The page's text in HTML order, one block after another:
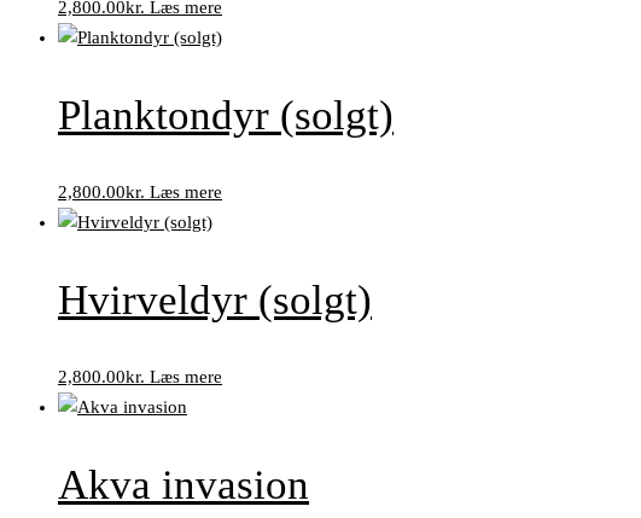
2,800.00kr. Læs mere
Planktondyr (solgt)
2,800.00kr. Læs mere
Hvirveldyr (solgt)
2,800.00kr. Læs mere
Akva invasion